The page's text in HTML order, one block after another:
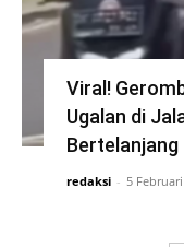
Viral!
Ugalan di
Bertelanjang
redaksi - 5